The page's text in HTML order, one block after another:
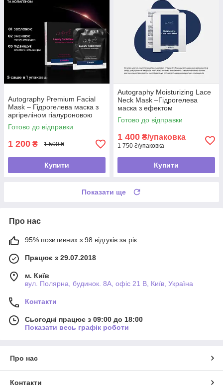
Autography Premium Facial
Mask – Гідрогелева маска з
аргіреліном гіалуроновою
кислотою колагеном, 5саше в
1уп
Готово до відправки
1 200 ₴ 1 500 ₴
Купити
Autography Moisturizing Lace
Neck Mask –Гідрогелева
маска з ефектом
ботулотоксину для зони шиї
та декольте
Готово до відправки
1 400 ₴/упаковка
1 750 ₴/упаковка
Купити
Показати ще
Про нас
95% позитивних з 98 відгуків за рік
Працює з 29.07.2018
м. Київ
вул. Полярна, будинок. 8А, офіс 21 В, Київ, Україна
Контакти
Сьогодні працює з 09:00 до 18:00
Показати весь графік роботи
Про нас
Контакти